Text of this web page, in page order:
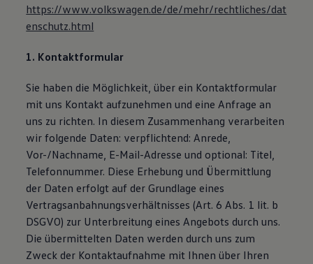
https://www.volkswagen.de/de/mehr/rechtliches/dat
enschutz.html
1. Kontaktformular
Sie haben die Möglichkeit, über ein Kontaktformular
mit uns Kontakt aufzunehmen und eine Anfrage an
uns zu richten. In diesem Zusammenhang verarbeiten
wir folgende Daten: verpflichtend: Anrede,
Vor-/Nachname, E-Mail-Adresse und optional: Titel,
Telefonnummer. Diese Erhebung und Übermittlung
der Daten erfolgt auf der Grundlage eines
Vertragsanbahnungsverhältnisses (Art. 6 Abs. 1 lit. b
DSGVO) zur Unterbreitung eines Angebots durch uns.
Die übermittelten Daten werden durch uns zum
Zweck der Kontaktaufnahme mit Ihnen über Ihren